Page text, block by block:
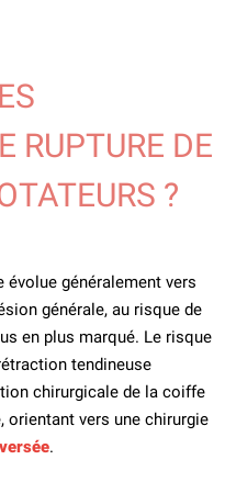
RUPTURE DE
?
évolue généralement vers
générale, au risque de
en plus marqué. Le risque
tendineuse
chirurgicale de la coiffe
orientant vers une chirurgie
.